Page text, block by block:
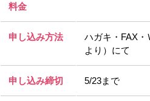
料金
申し込み方法
ハガキ・FAX
より）にて
申し込み締切 5/23まで